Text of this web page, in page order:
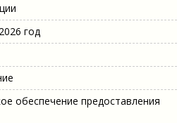
год
обеспечение предоставления